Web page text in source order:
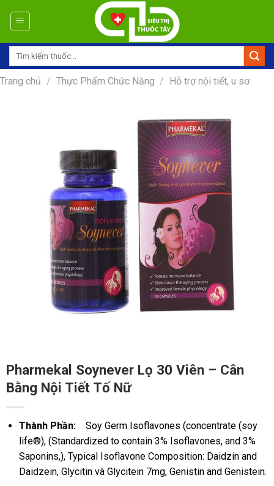
Tìm
Trang chủ / Thực Phẩm Chức Năng / Hỗ trợ nội tiết, u sơ
Pharmekal Soynever Lọ 30 Viên – Cân
Bằng Nội Tiết Tố Nữ
Thành Phần: Soy Germ Isoflavones (concentrate (soy
life®), (Standardized to contain 3% Isoflavones, and 3%
Saponins,), Typical Isoflavone Composition: Daidzin and
Daidzein, Glycitin và Glycitein 7mg, Genistin and Genistein.